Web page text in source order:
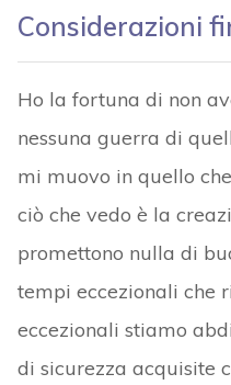
Considerazioni
Ho la fortuna di non
nessuna guerra di
mi muovo in quello
ciò che vedo è la
promettono nulla di
tempi eccezionali che
eccezionali stiamo
di sicurezza acquisite